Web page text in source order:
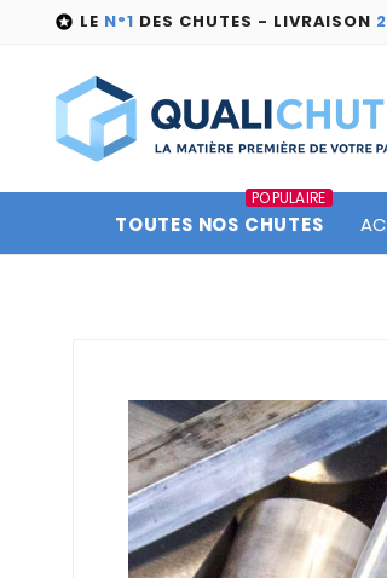
 LE N°1 DES CHUTES - LIVRAISON
TOUTES NOS CHUTES
POPULAIRE